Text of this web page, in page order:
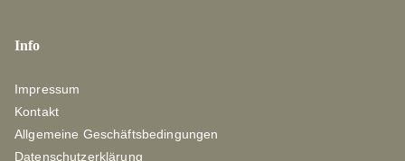
Info
Impressum
Kontakt
Allgemeine Geschäftsbedingungen
Datenschutzerklärung